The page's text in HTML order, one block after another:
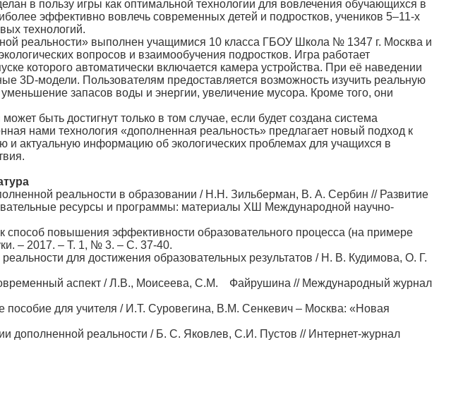
в пользу игры как оптимальной технологии для вовлечения обучающихся в
эффективно вовлечь современных детей и подростков, учеников 5–11-х
технологий.
реальности» выполнен учащимися 10 класса ГБОУ Школа № 1347 г. Москва и
вопросов и взаимообучения подростков. Игра работает
которого автоматически включается камера устройства. При её наведении
3D-модели. Пользователям предоставляется возможность изучить реальную
запасов воды и энергии, увеличение мусора. Кроме того, они
быть достигнут только в том случае, если будет создана система
нами технология «дополненная реальность» предлагает новый подход к
актуальную информацию об экологических проблемах для учащихся в
реальности в образовании / Н.Н. Зильберман, В. А. Сербин // Развитие
ресурсы и программы: материалы ХШ Международной научно-
повышения эффективности образовательного процесса (на примере
– 2017. – Т. 1, № 3. – С. 37-40.
для достижения образовательных результатов / Н. В. Кудимова, О. Г.
аспект / Л.В., Моисеева, С.М. Файрушина // Международный журнал
для учителя / И.Т. Суровегина, В.М. Сенкевич – Москва: «Новая
дополненной реальности / Б. С. Яковлев, С.И. Пустов // Интернет-журнал